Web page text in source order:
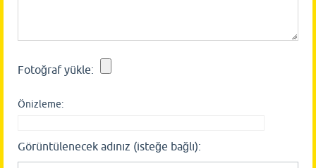
Fotoğraf yükle:
Önizleme:
Görüntülenecek adınız (isteğe bağlı):